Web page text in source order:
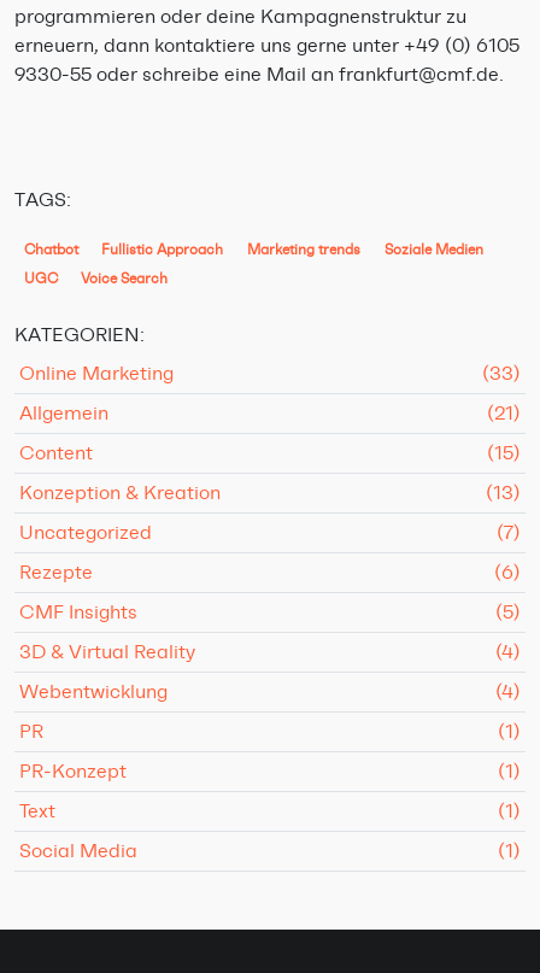
programmieren oder deine Kampagnenstruktur zu
erneuern, dann kontaktiere uns gerne unter +49 (0) 6105
9330-55 oder schreibe eine Mail an frankfurt@cmf.de.
TAGS:
Chatbot Fullistic Approach Marketing trends
Soziale Medien
UGC
Voice Search
KATEGORIEN:
Online Marketing
(33)
Allgemein
(21)
Content
(15)
Konzeption & Kreation
(13)
Uncategorized
(7)
Rezepte
(6)
CMF Insights
(5)
3D & Virtual Reality
(4)
Webentwicklung
(4)
PR
(1)
PR-Konzept
(1)
Text
(1)
Social Media
(1)